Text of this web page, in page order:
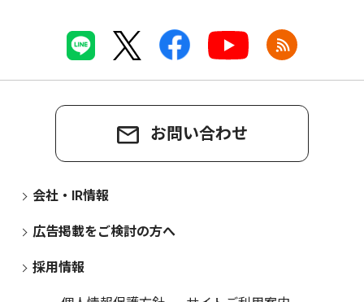
お問い合わせ
会社・IR情報
広告掲載をご検討の方へ
採用情報